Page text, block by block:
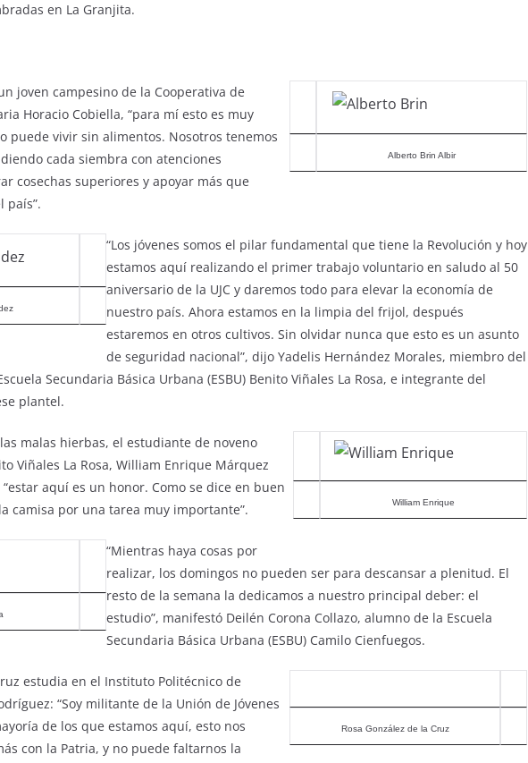
en La Granjita.
Alberto Brin Albir
joven campesino de la Cooperativa de
Horacio Cobiella, “para mí esto es muy
puede vivir sin alimentos. Nosotros tenemos
cada siembra con atenciones
cosechas superiores y apoyar más que
país”.
“Los jóvenes somos el pilar fundamental que tiene la Revolución y hoy
estamos aquí realizando el primer trabajo voluntario en saludo al 50
aniversario de la UJC y daremos todo para elevar la economía de
nuestro país. Ahora estamos en la limpia del frijol, después
estaremos en otros cultivos. Sin olvidar nunca que esto es un asunto
de seguridad nacional”, dijo Yadelis Hernández Morales, miembro del
Secundaria Básica Urbana (ESBU) Benito Viñales La Rosa, e integrante del
plantel.
William Enrique
malas hierbas, el estudiante de noveno
Viñales La Rosa, William Enrique Márquez
aquí es un honor. Como se dice en buen
camisa por una tarea muy importante”.
“Mientras haya cosas por
realizar, los domingos no pueden ser para descansar a plenitud. El
resto de la semana la dedicamos a nuestro principal deber: el
estudio”, manifestó Deilén Corona Collazo, alumno de la Escuela
Secundaria Básica Urbana (ESBU) Camilo Cienfuegos.
Rosa González de la Cruz
estudia en el Instituto Politécnico de
“Soy militante de la Unión de Jóvenes
de los que estamos aquí, esto nos
con la Patria, y no puede faltarnos la